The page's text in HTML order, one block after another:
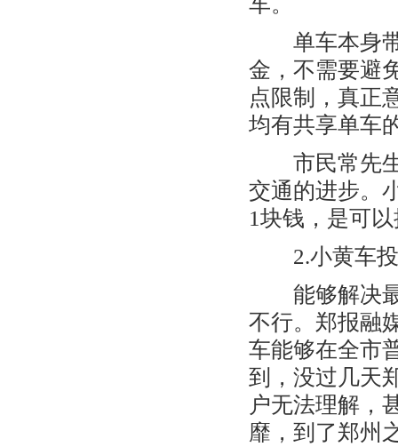
单车本身带
金，不需要避
点限制，真正
均有共享单车
市民常先生
交通的进步。
1块钱，是可
2.小黄车投
能够解决最
不行。郑报融
车能够在全市
到，没过几天
户无法理解，
靡，到了郑州